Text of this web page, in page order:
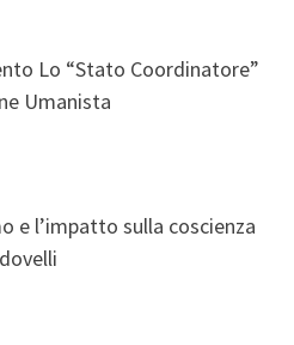
Lo “Stato Coordinatore”
Umanista
e l’impatto sulla coscienza